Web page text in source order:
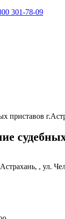
301-78-09
приставов
, ул.